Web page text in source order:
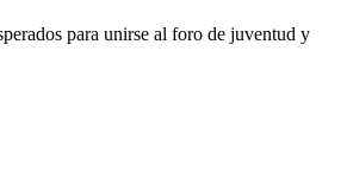
para unirse al foro de juventud y